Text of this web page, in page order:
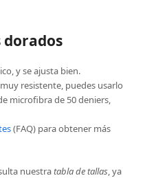
y se ajusta bien.
resistente, puedes usarlo
microfibra de 50 deniers,
(FAQ) para obtener más
nuestratabla de tallas, ya